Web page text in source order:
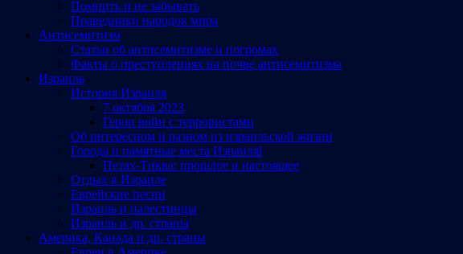
Помнить и не забывать
Праведники народов мира
Антисемитизм
Статьи об антисемитизме и погромах
Факты о преступлениях на почве антисемитизма
Израиль
История Израиля
7 октября 2023
Герои войн с террористами
Об интересном и разном из израильской жизни
Города и памятные места Израиляl
Петах-Тиква: прошлое и настоящее
Отдых в Израиле
Еврейские песни
Израиль и палестинцы
Израиль и др. страны
Америка, Канада и др. страны